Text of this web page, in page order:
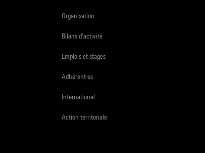
Organisation
Bilans d'activité
Emplois et stages
Adhérent·es
International
Action territoriale